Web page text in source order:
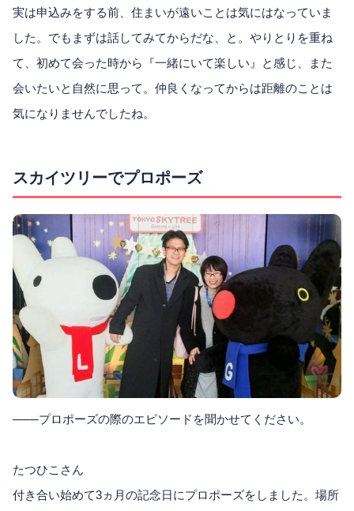
実は申込みをする前、住まいが遠いことは気にはなっていま
した。でもまずは話してみてからだな、と。やりとりを重ね
て、初めて会った時から『一緒にいて楽しい』と感じ、また
会いたいと自然に思って。仲良くなってからは距離のことは
気になりませんでしたね。
スカイツリーでプロポーズ
───プロポーズの際のエピソードを聞かせてください。
たつひこさん
付き合い始めて3ヵ月の記念日にプロポーズをしました。場所